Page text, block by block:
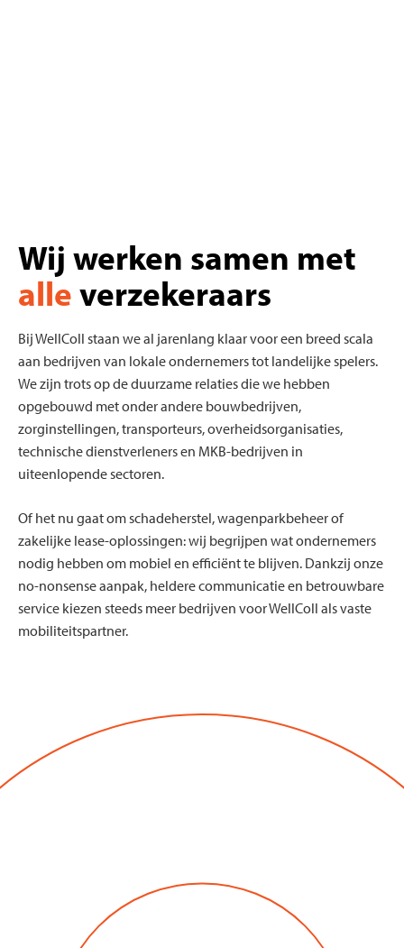
Wij werken samen met
alleverzekeraars
Bij WellColl staan we al jarenlang klaar voor een breed scala
aan bedrijven van lokale ondernemers tot landelijke spelers.
We zijn trots op de duurzame relaties die we hebben
opgebouwd met onder andere bouwbedrijven,
zorginstellingen, transporteurs, overheidsorganisaties,
technische dienstverleners en MKB-bedrijven in
uiteenlopende sectoren.
Of het nu gaat om schadeherstel, wagenparkbeheer of
zakelijke lease-oplossingen: wij begrijpen wat ondernemers
nodig hebben om mobiel en efficiënt te blijven. Dankzij onze
no-nonsense aanpak, heldere communicatie en betrouwbare
service kiezen steeds meer bedrijven voor WellColl als vaste
mobiliteitspartner.